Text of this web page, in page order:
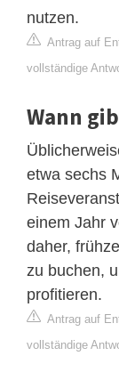
nutzen.
Antrag auf
vollständige
Wann
etwa sechs
einem Jahr
daher,
zu buchen,
profitieren.
Antrag auf
vollständige